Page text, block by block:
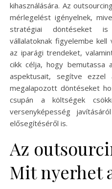
kihasználására. Az
mérlegelést igényelnek,
stratégiai döntéseket
vállalatoknak figyelembe kell
az iparági trendeket,
cikk célja, hogy bemutassa
aspektusait, segítve ezzel
megalapozott döntéseket
csupán a költségek
versenyképesség
elősegítéséről is.
Az
Mit nyerhet